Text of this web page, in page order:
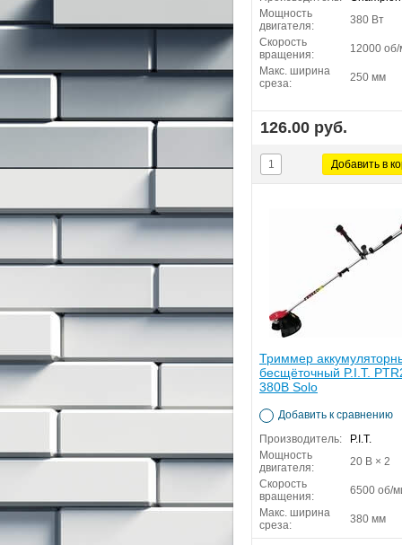
Мощность
двигателя:
380 Вт
Скорость
вращения:
12000
Макс. ширина
среза:
250 мм
126.00 руб.
Триммер
бесщёточный P.I.T.
380B Solo
Добавить к сравнению
Производитель:
P.I.T.
Мощность
двигателя:
20 В × 2
Скорость
вращения:
6500 об/
Макс. ширина
среза:
380 мм